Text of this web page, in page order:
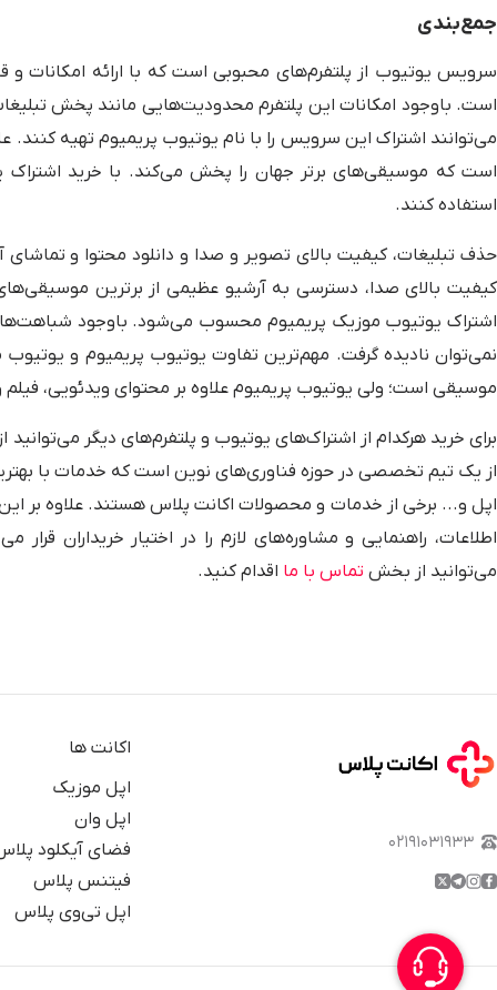
جمع‌بندی
سرویس یوتیوب از پلتفرم‌های محبوبی است که با ارائه امکانات و
است. باوجود امکانات این پلتفرم محدودیت‌هایی مانند پخش تبلیغات
می‌توانند اشتراک این سرویس را با نام یوتیوب پریمیوم تهیه
است که موسیقی‌های برتر جهان را پخش می‌کند. با خرید اشتراک
استفاده کنند.
حذف تبلیغات، کیفیت بالای تصویر و صدا و دانلود محتوا و
کیفیت بالای صدا، دسترسی به آرشیو عظیمی از برترین
اشتراک یوتیوب موزیک پریمیوم محسوب می‌شود. باوجود
نمی‌توان نادیده گرفت. مهم‌ترین تفاوت یوتیوب پریمیوم و
موسیقی است؛ ولی یوتیوب پریمیوم علاوه بر محتوای ویدئویی،
برای خرید هرکدام از اشتراک‌های یوتیوب و پلتفرم‌های دیگر
از یک تیم تخصصی در حوزه فناوری‌های نوین است که خدمات با
اپل و... برخی از خدمات و محصولات اکانت پلاس هستند. علاوه بر
اطلاعات، راهنمایی و مشاوره‌های لازم را در اختیار خریداران
می‌توانید از بخش تماس با ما اقدام کنید.
۰۲۱۹۱۰۳۱۹۳۳
اکانت ها
اپل موزیک
اپل وان
فضای آیکلود
فیتنس پلاس
اپل تی‌وی پلاس